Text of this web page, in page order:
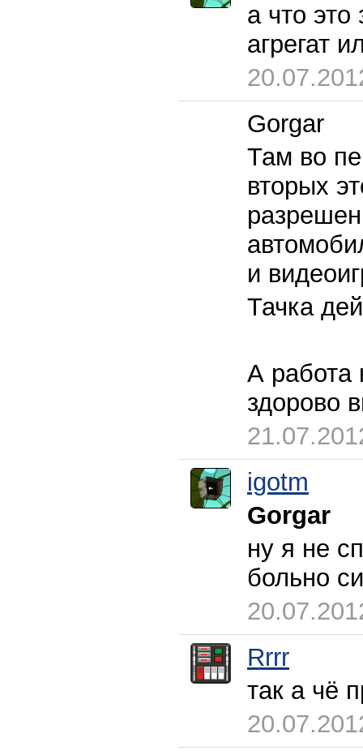
а что
агрегат
Gorgar
Там во
вторых
и
Тачка
А работа
здорово
igotm
Gorgar
ну я не
больно
Rrrr
так а чё